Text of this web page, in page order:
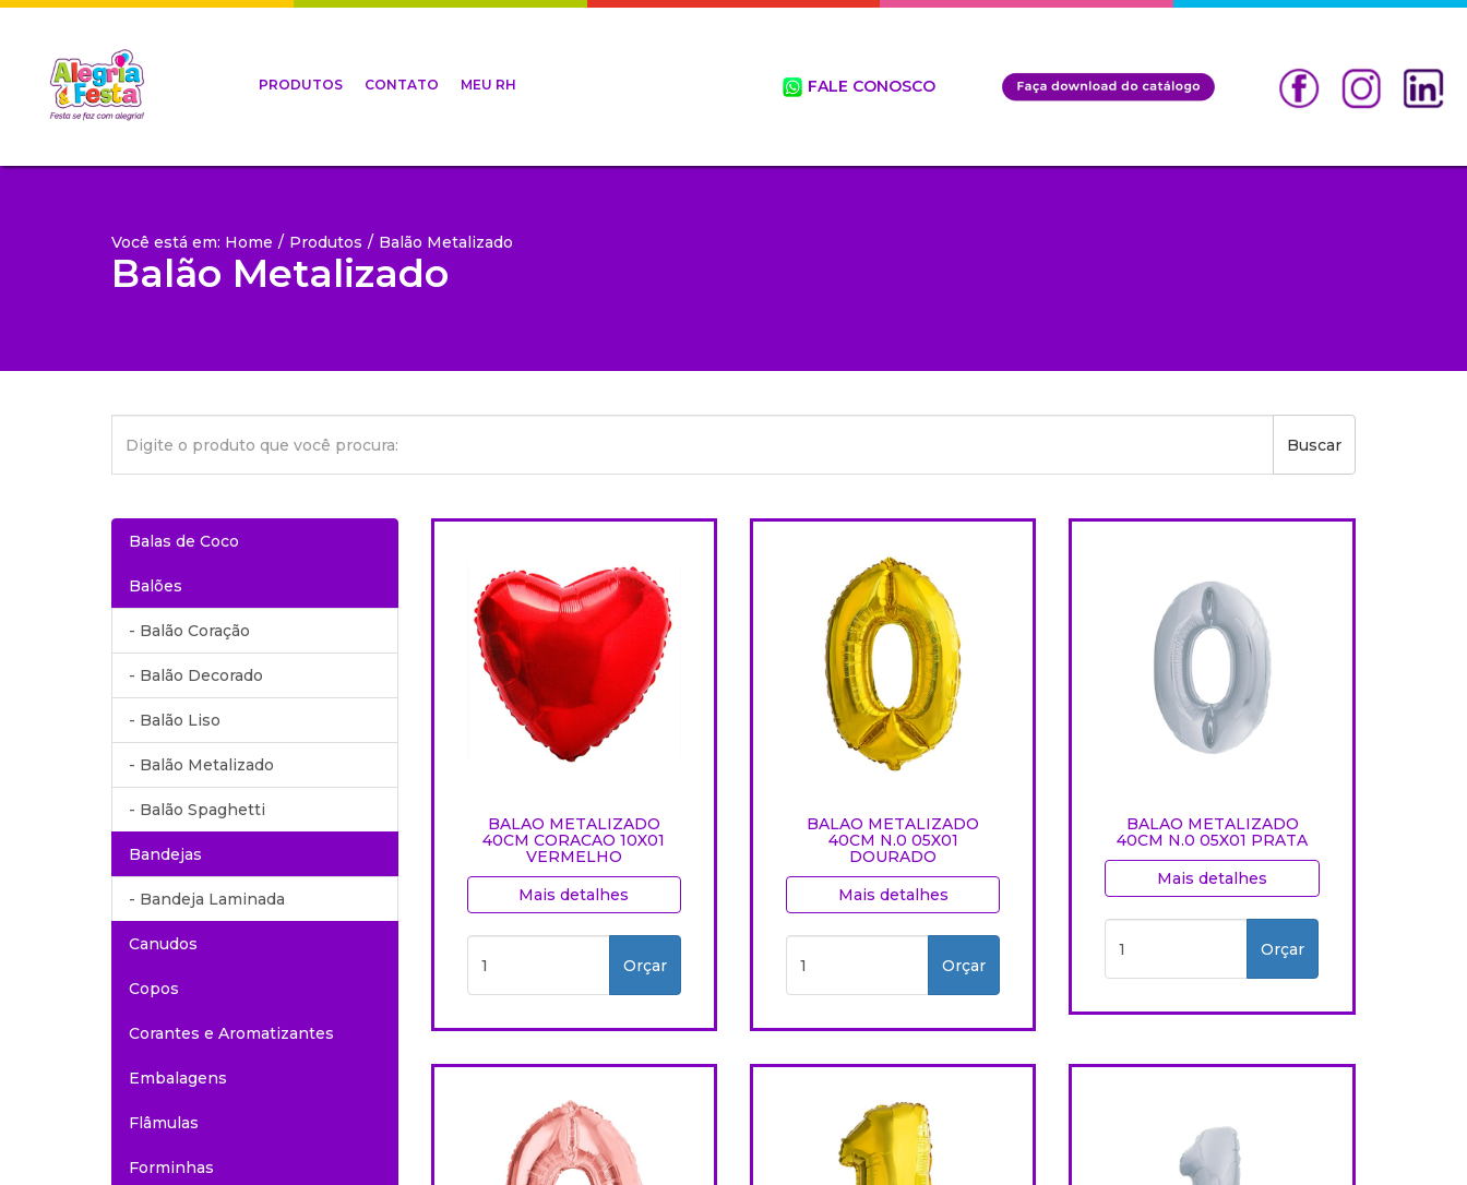
PRODUTOS CONTATO MEU RH FALE CONOSCO
Você está em: Home / Produtos / Balão Metalizado
Balão Metalizado
Buscar
Balas de Coco
Balões
- Balão Coração
- Balão Decorado
- Balão Liso
- Balão Metalizado
- Balão Spaghetti
Bandejas
- Bandeja Laminada
Canudos
Copos
Corantes e Aromatizantes
Embalagens
Flâmulas
Forminhas
BALAO METALIZADO
40CM CORACAO 10X01
VERMELHO
Mais detalhes
Orçar
BALAO METALIZADO
40CM N.0 05X01
DOURADO
Mais detalhes
Orçar
BALAO METALIZADO
40CM N.0 05X01 PRATA
Mais detalhes
Orçar